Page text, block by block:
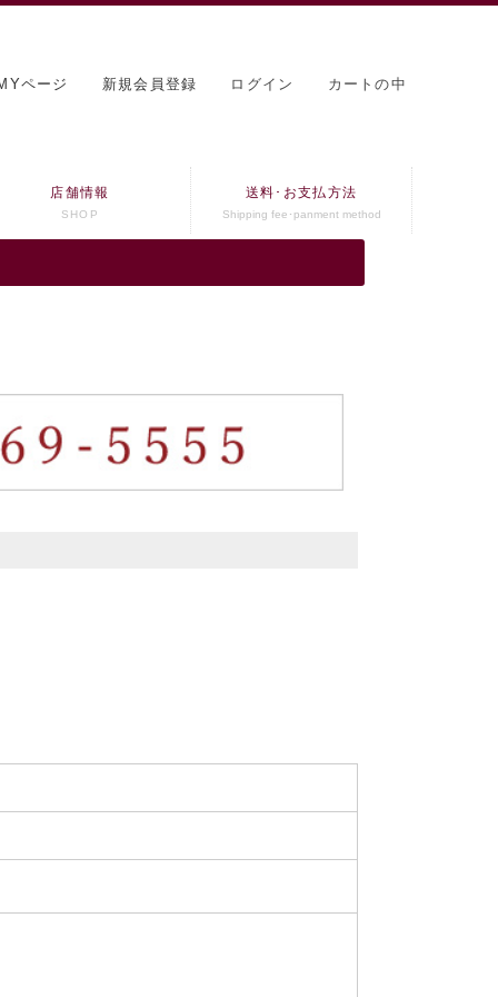
ページ 新規会員登録 ログイン カートの中
店舗情報
SHOP
送料･お支払方法
Shipping fee･panment method